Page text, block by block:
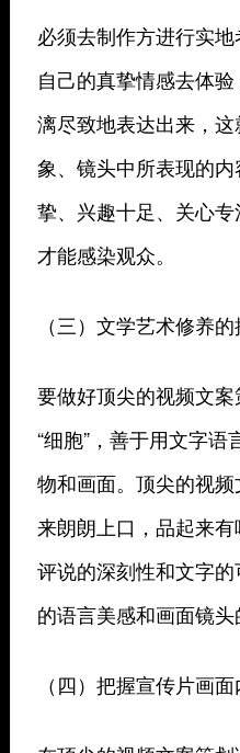
必须去制作方进行实
自己的真挚情感去体
漓尽致地表达出来，
象、镜头中所表现的
挚、兴趣十足、关心
才能感染观众。
（三）文学艺术修养
要做好顶尖的视频文
“细胞”，善于用文字
物和画面。顶尖的视
来朗朗上口，品起来有
评说的深刻性和文字
的语言美感和画面镜头
（四）把握宣传片画